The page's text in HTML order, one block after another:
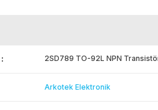
2SD789 TO-92L NPN
Arkotek Elektronik